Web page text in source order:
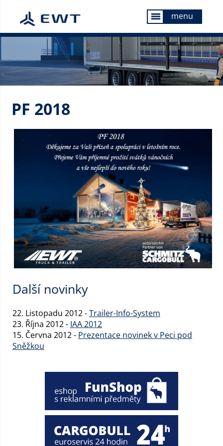
menu menu
PF 2018
Další novinky
22. Listopadu 2012 -Trailer-Info-System
23. Října 2012 - IAA 2012
15. Června 2012 - Prezentace novinek v Peci pod
Sněžkou